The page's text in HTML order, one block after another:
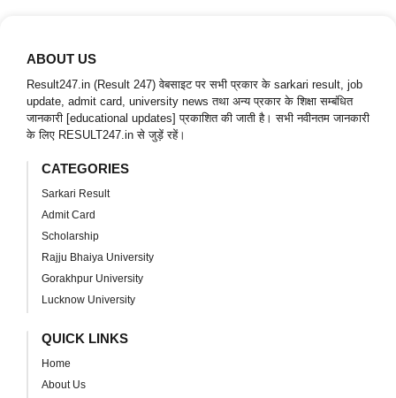
ABOUT US
Result247.in (Result 247) वेबसाइट पर सभी प्रकार के sarkari result, job
update, admit card, university news तथा अन्य प्रकार के शिक्षा सम्बंधित
जानकारी [educational updates] प्रकाशित की जाती है। सभी नवीनतम जानकारी
के लिए RESULT247.in से जुड़ें रहें।
CATEGORIES
Sarkari Result
Admit Card
Scholarship
Rajju Bhaiya University
Gorakhpur University
Lucknow University
QUICK LINKS
Home
About Us